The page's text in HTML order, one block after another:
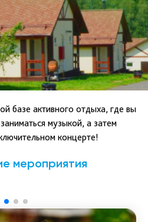
базе активного отдыха, где вы
музыкой, а затем
концерте!
мероприятия